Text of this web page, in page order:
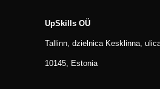
UpSkills OÜ
Tallinn, dzielnica Kesklinna,
10145, Estonia